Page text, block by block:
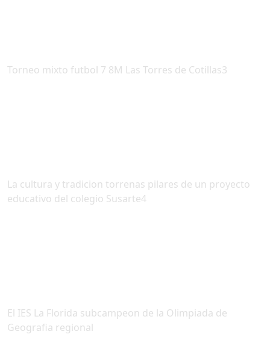
Torneo mixto futbol 7 8M Las Torres de Cotillas3
La cultura y tradicion torrenas pilares de un proyecto
educativo del colegio Susarte4
El IES La Florida subcampeon de la Olimpiada de
Geografia regional